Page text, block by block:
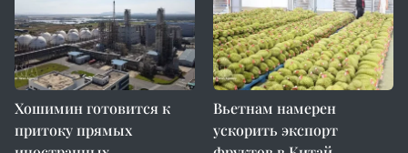
Хошимин готовится к
притоку прямых
Вьетнам намерен
ускорить экспорт